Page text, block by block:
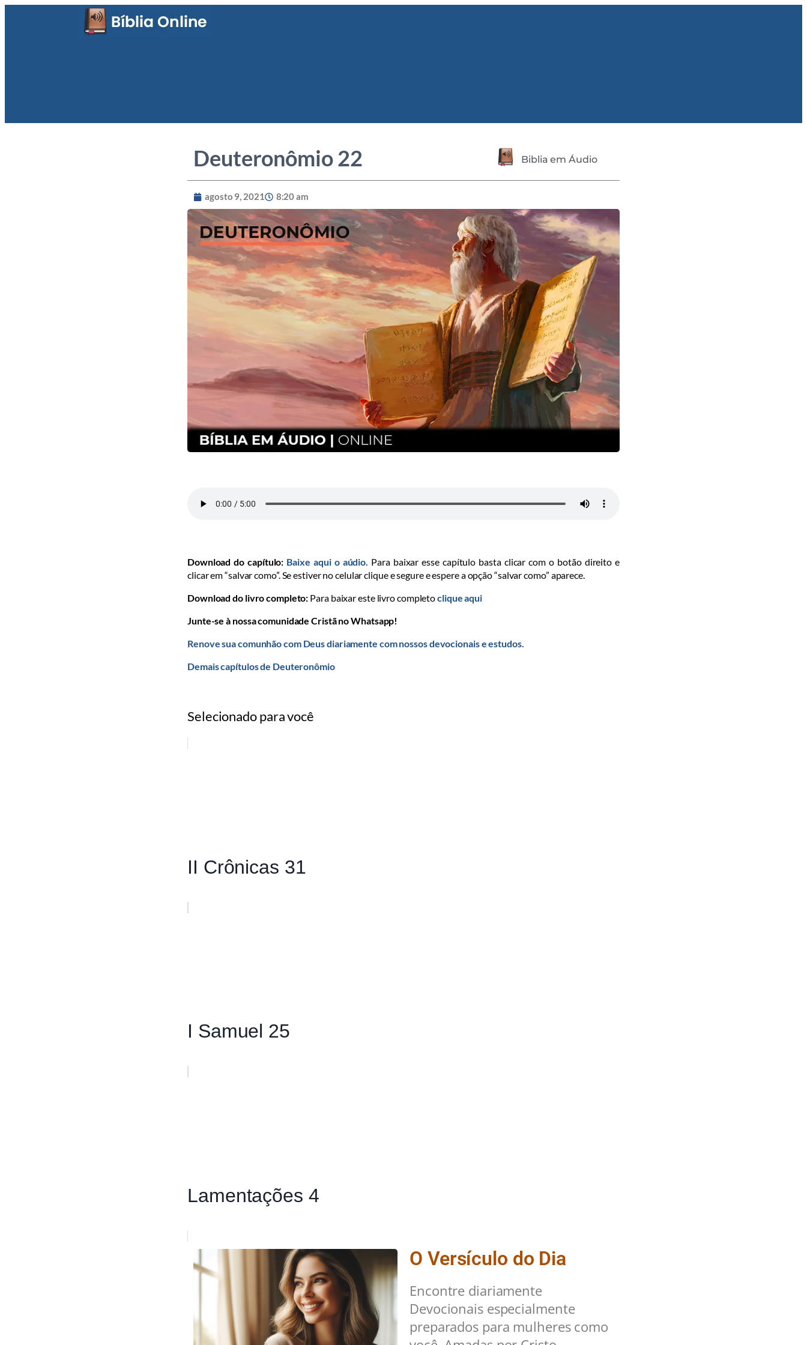
Deuteronômio 22 Biblia em Áudio
agosto 9, 2021 8:20 am
Download do capítulo: Baixe aqui o aúdio. Para baixar esse capítulo basta clicar com o botão direito e
clicar em “salvar como”. Se estiver no celular clique e segure e espere a opção “salvar como” aparece.
Download do livro completo: Para baixar este livro completoclique aqui
Junte-se à nossa comunidade Cristã no Whatsapp!
Renove sua comunhão com Deus diariamente com nossos devocionais e estudos.
Demais capítulos de Deuteronômio
Selecionado para você
II Crônicas 31
I Samuel 25
Lamentações 4
O Versículo do Dia
Encontre diariamente
Devocionais especialmente
preparados para mulheres como